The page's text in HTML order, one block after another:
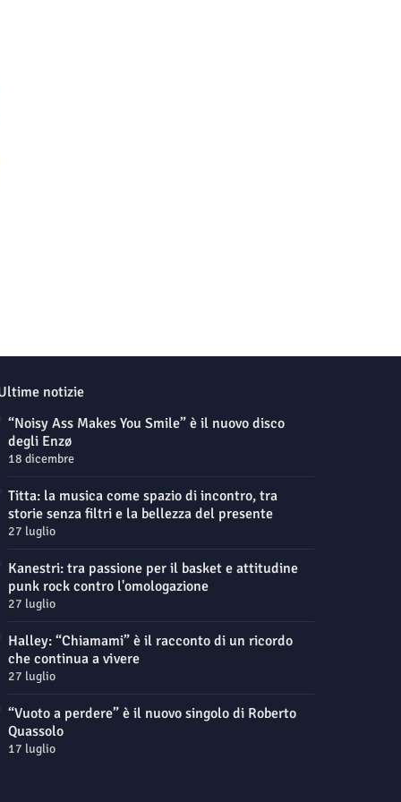
notizie
“Noisy Ass Makes You Smile” è il nuovo disco
degli Enzø
18 dicembre
Titta: la musica come spazio di incontro, tra
storie senza filtri e la bellezza del presente
27 luglio
Kanestri: tra passione per il basket e attitudine
punk rock contro l'omologazione
27 luglio
Halley: “Chiamami” è il racconto di un ricordo
che continua a vivere
27 luglio
“Vuoto a perdere” è il nuovo singolo di Roberto
Quassolo
17 luglio